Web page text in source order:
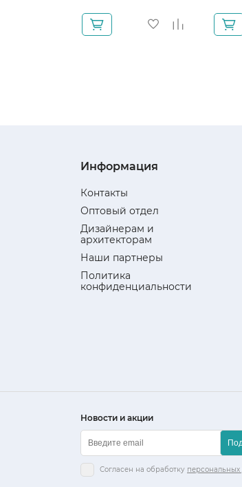
Информация
Контакты
Оптовый отдел
Дизайнерам и
архитекторам
Наши партнеры
Политика
конфиденциальности
Новости и акции
Согласен на обработку